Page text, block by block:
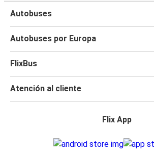
Autobuses
Autobuses por Europa
FlixBus
Atención al cliente
Flix App